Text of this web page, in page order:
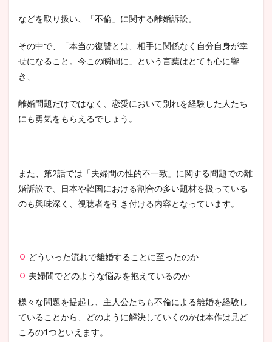
などを取り扱い、「不倫」に関する離婚訴訟。
その中で、「本当の復讐とは、相手に関係なく自分自身が幸
せになること。今この瞬間に」という言葉はとても心に響
き、
離婚問題だけではなく、恋愛において別れを経験した人たち
にも勇気をもらえるでしょう。
また、第2話では「夫婦間の性的不一致」に関する問題での離
婚訴訟で、日本や韓国における割合の多い題材を扱っている
のも興味深く、視聴者を引き付ける内容となっています。
どういった流れで離婚することに至ったのか
夫婦間でどのような悩みを抱えているのか
様々な問題を提起し、主人公たちも不倫による離婚を経験し
ていることから、どのように解決していくのかは本作は見ど
ころの1つといえます。